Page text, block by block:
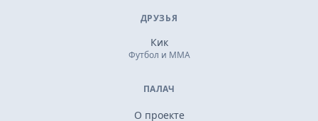
ДРУЗЬЯ
Кик
Футбол и ММА
ПАЛАЧ
О проекте